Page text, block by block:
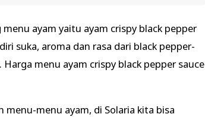
ayam yaitu ayam crispy black pepper
suka, aroma dan rasa dari black pepper-
menu ayam crispy black pepper sauce
menu ayam, di Solaria kita bisa